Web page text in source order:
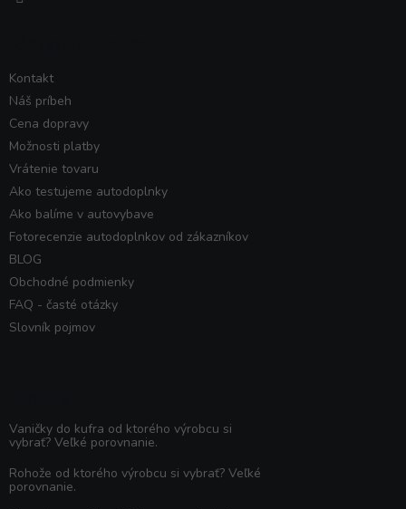
Kontakt
Náš príbeh
Cena dopravy
Možnosti platby
Vrátenie tovaru
Ako testujeme autodoplnky
Ako balíme v autovybave
Fotorecenzie autodoplnkov od zákazníkov
BLOG
Obchodné podmienky
FAQ - časté otázky
Slovník pojmov
Vaničky do kufra od ktorého výrobcu si
vybrať? Veľké porovnanie.
Rohože od ktorého výrobcu si vybrať? Veľké
porovnanie.